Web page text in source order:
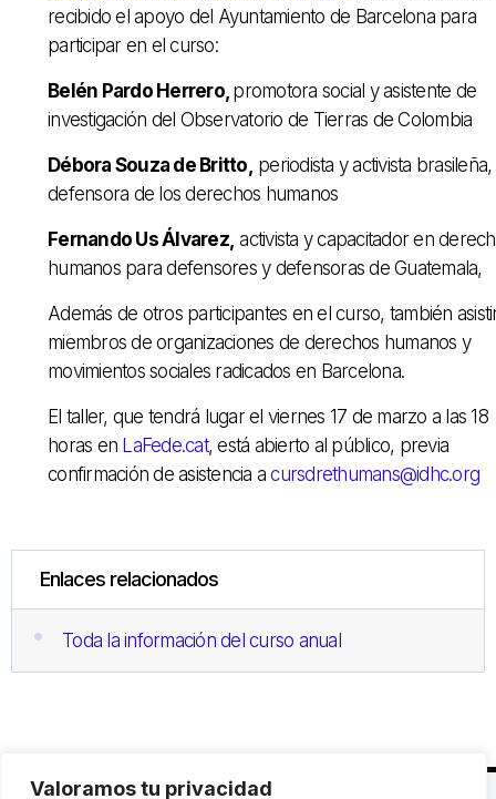
Valoramos tu privacidad
recibido el apoyo del Ayuntamiento de Barcelona para
participar en el curso:
Belén Pardo Herrero, promotora social y asistente de
investigación del Observatorio de Tierras de Colombia
Débora Souza de Britto, periodista y activista brasileña,
defensora de los derechos humanos
Fernando Us Álvarez, activista y capacitador en
humanos para defensores y defensoras de Guatemala,
Además de otros participantes en el curso, también
miembros de organizaciones de derechos humanos y
movimientos sociales radicados en Barcelona.
El taller, que tendrá lugar el viernes 17 de marzo a las 18
horas en LaFede.cat, está abierto al público, previa
confirmación de asistencia acursdrethumans@idhc.org
Enlaces relacionados
Toda la información del curso anual